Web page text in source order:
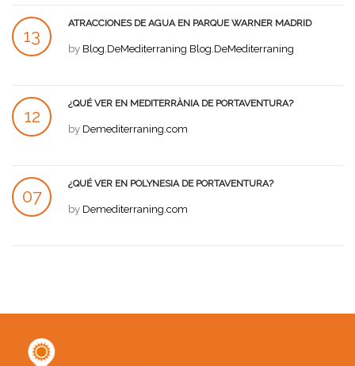
13
ATRACCIONES DE AGUA EN PARQUE WARNER MADRID
by Blog.DeMediterraning Blog.DeMediterraning
12
¿QUÉ VER EN MEDITERRÀNIA DE PORTAVENTURA?
by Demediterraning.com
07
¿QUÉ VER EN POLYNESIA DE PORTAVENTURA?
by Demediterraning.com